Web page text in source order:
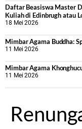
Daftar Beasiswa Master
Kuliah di Edinbrugh atau
18 Mei 2026
Mimbar Agama Buddha:
11 Mei 2026
Mimbar Agama
11 Mei 2026